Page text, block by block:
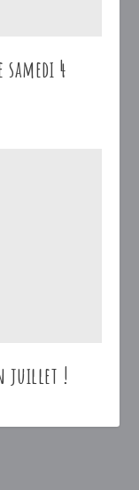
4
juillet !